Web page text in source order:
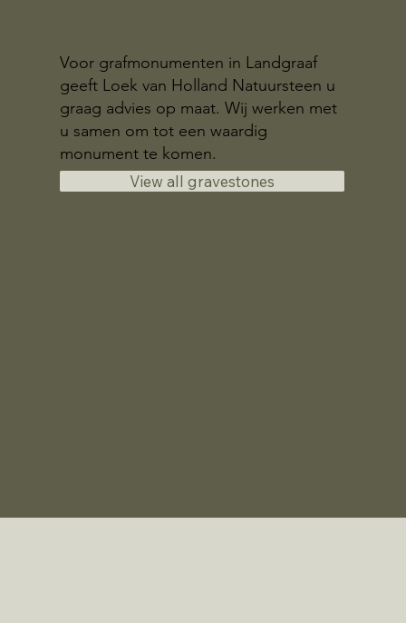
Voor grafmonumenten in Landgraaf
geeft Loek van Holland Natuursteen u
graag advies op maat. Wij werken met
u samen om tot een waardig
monument te komen.
View all gravestones